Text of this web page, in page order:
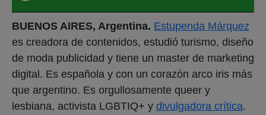
BUENOS AIRES, Argentina. Estupenda Márquez
es creadora de contenidos, estudió turismo, diseño
de moda publicidad y tiene un master de marketing
digital. Es española y con un corazón arco iris más
que argentino. Es orgullosamente queer y
lesbiana, activista LGBTIQ+ y divulgadora crítica.